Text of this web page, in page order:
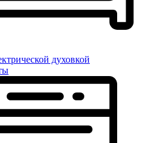
духовкой